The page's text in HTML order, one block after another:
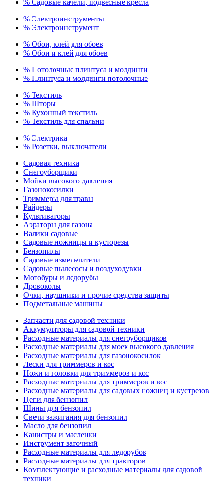
% Садовые качели, подвесные кресла
% Электроинструменты
% Электроинструмент
% Обои, клей для обоев
% Обои и клей для обоев
% Потолочные плинтуса и молдинги
% Плинтуса и молдинги потолочные
% Текстиль
% Шторы
% Кухонный текстиль
% Текстиль для спальни
% Электрика
% Розетки, выключатели
Садовая техника
Снегоуборщики
Мойки высокого давления
Газонокосилки
Триммеры для травы
Райдеры
Культиваторы
Аэраторы для газона
Валики садовые
Садовые ножницы и кусторезы
Бензопилы
Садовые измельчители
Садовые пылесосы и воздуходувки
Мотобуры и ледорубы
Дровоколы
Очки, наушники и прочие средства защиты
Подметальные машины
Запчасти для садовой техники
Аккумуляторы для садовой техники
Расходные материалы для снегоуборщиков
Расходные материалы для моек высокого давления
Расходные материалы для газонокосилок
Лески для триммеров и кос
Ножи и головки для триммеров и кос
Расходные материалы для триммеров и кос
Расходные материалы для садовых ножниц и кустрезов
Цепи для бензопил
Шины для бензопил
Свечи зажигания для бензопил
Масло для бензопил
Канистры и масленки
Инструмент заточный
Расходные материалы для ледорубов
Расходные материалы для тракторов
Комплектующие и расходные материалы для садовой
техники